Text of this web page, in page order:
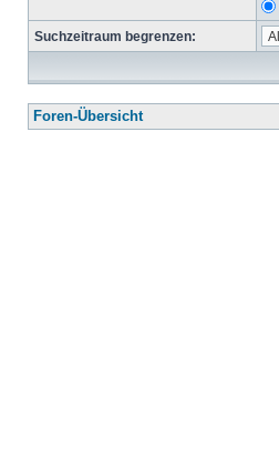
Suchzeitraum begrenzen:
Foren-Übersicht